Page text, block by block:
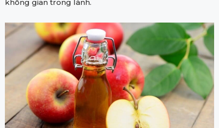
không gian trong lành.